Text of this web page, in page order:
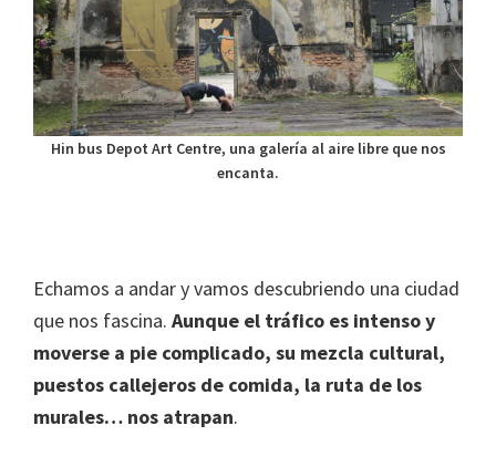
Hin bus Depot Art Centre, una galería al aire libre que nos
encanta.
Echamos a andar y vamos descubriendo una ciudad
que nos fascina. Aunque el tráfico es intenso y
moverse a pie complicado, su mezcla cultural,
puestos callejeros de comida, la ruta de los
murales… nos atrapan.